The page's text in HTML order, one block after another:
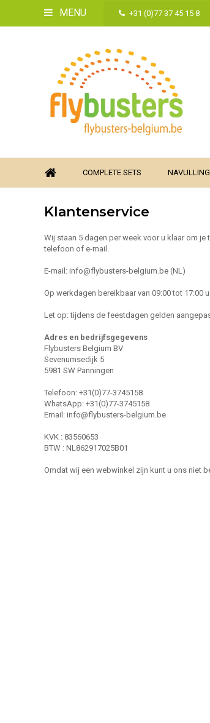
MENU +31 (0)77 37 45 15 8
COMPLETE SETS
Klantenservice
Wij staan 5 dagen per week voor u klaar om
telefoon of e-mail.
E-mail: info@flybusters-belgium.be (NL)
Op werkdagen bereikbaar van 09:00 tot 17:00
Let op: tijdens de feestdagen gelden
Adres en bedrijfsgegevens
Flybusters Belgium BV
Sevenumsedijk 5
5981 SW Panningen
Telefoon: +31(0)77-3745158
WhatsApp: +31(0)77-3745158
Email: info@flybusters-belgium.be
KVK : 83560653
BTW : NL862917025B01
Omdat wij een webwinkel zijn kunt u ons niet